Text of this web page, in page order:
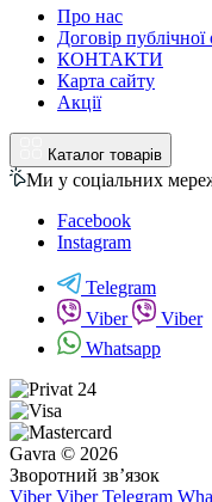
Про нас
Договір
КОНТАКТИ
Карта сайту
Акції
Каталог товарів
Ми у соціальних
Facebook
Instagram
Telegram
Viber
Viber
Whatsapp
Gavra © 2026
Зворотний зв’язок
Viber Viber Telegram